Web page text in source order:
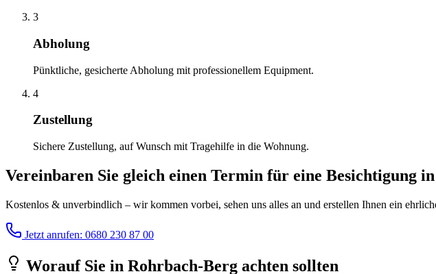
3
Abholung
Pünktliche, gesicherte Abholung mit professionellem Equipment.
4
Zustellung
Sichere Zustellung, auf Wunsch mit Tragehilfe in die Wohnung.
Vereinbaren Sie gleich einen Termin für eine Besichtigung in
Kostenlos & unverbindlich – wir kommen vorbei, sehen uns alles an und erstellen Ihnen ein
Jetzt anrufen: 0680 230 87 00
Worauf Sie in Rohrbach-Berg achten sollten